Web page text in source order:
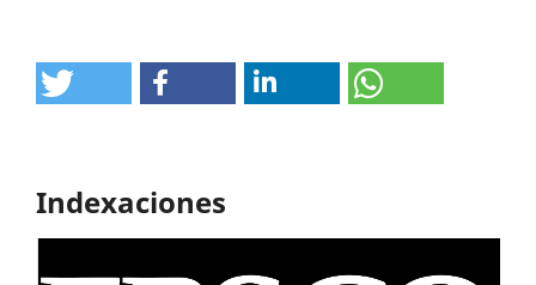
Indexaciones